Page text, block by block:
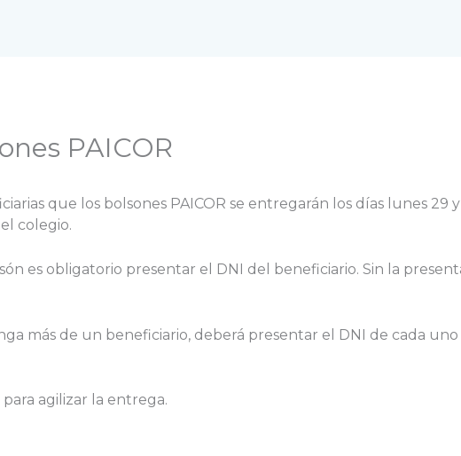
PAICOR
que los bolsones PAICOR se entregarán los días lunes 29
colegio.
es obligatorio presentar el DNI del beneficiario. Sin la
más de un beneficiario, deberá presentar el DNI de cada
agilizar la entrega.